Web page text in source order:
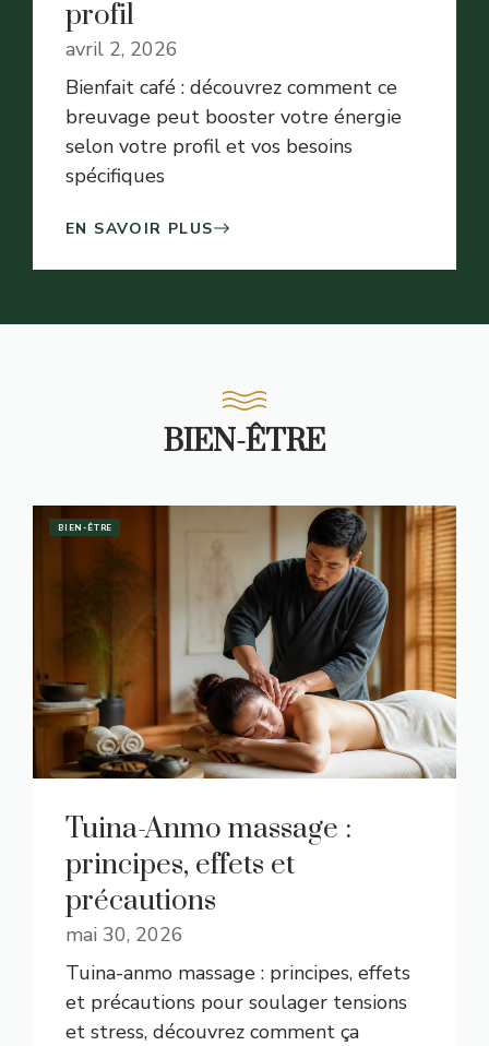
profil
avril 2, 2026
Bienfait café : découvrez comment ce
breuvage peut booster votre énergie
selon votre profil et vos besoins
spécifiques
EN SAVOIR PLUS
BIEN-ÊTRE
BIEN-ÊTRE
Tuina-Anmo massage :
principes, effets et
précautions
mai 30, 2026
Tuina-anmo massage : principes, effets
et précautions pour soulager tensions
et stress, découvrez comment ça